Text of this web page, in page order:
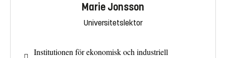
Marie Jonsson
Universitetslektor
Institutionen för ekonomisk och industriell